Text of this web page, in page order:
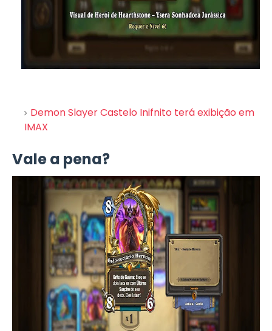
Demon Slayer Castelo Inifnito terá exibição em
IMAX
Vale a pena?